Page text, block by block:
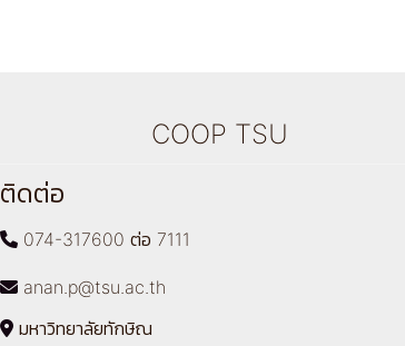
COOP TSU
ติดต่อ
074-317600 ต่อ 7111
anan.p@tsu.ac.th
มหาวิทยาลัยทักษิณ